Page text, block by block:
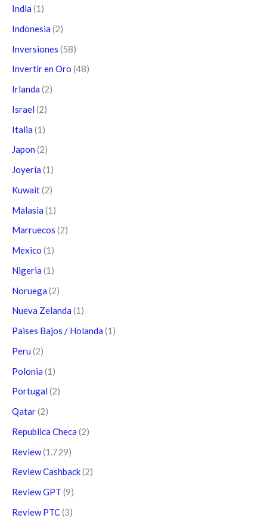
India (1)
Indonesia (2)
Inversiones (58)
Invertir en Oro (48)
Irlanda (2)
Israel (2)
Italia (1)
Japon (2)
Joyería (1)
Kuwait(2)
Malasia (1)
Marruecos (2)
Mexico (1)
Nigeria (1)
Noruega (2)
Nueva Zelanda (1)
Paises Bajos / Holanda (1)
Peru (2)
Polonia (1)
Portugal (2)
Qatar(2)
Republica Checa (2)
Review(1.729)
Review Cashback(2)
Review GPT (9)
Review PTC(3)